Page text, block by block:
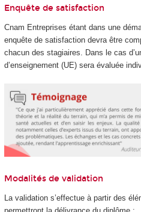
Enquête de satisfaction
Cnam Entreprises étant dans une
enquête de satisfaction devra être
chacun des stagiaires. Dans le cas
d’enseignement (UE) sera évaluée
Modalités de validation
La validation s’effectue à partir des